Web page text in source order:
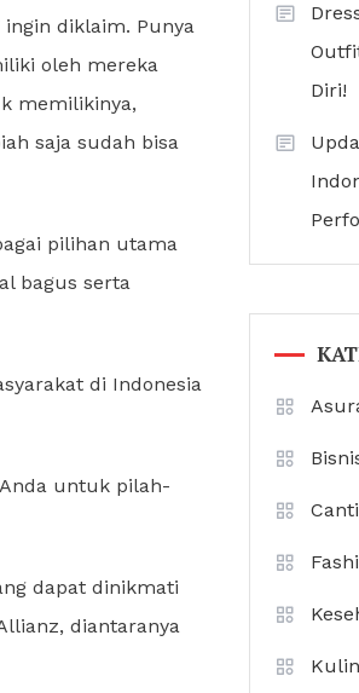
diklaim. Punya
oleh mereka
memilikinya,
saja sudah bisa
pilihan utama
bagus serta
di Indonesia
untuk pilah-
dapat dinikmati
diantaranya
Diri!